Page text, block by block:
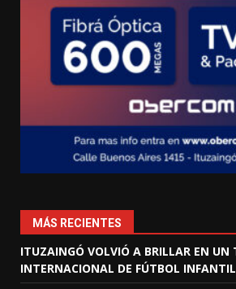
MÁS RECIENTES
ITUZAINGÓ VOLVIÓ A BRILLAR EN UN
INTERNACIONAL DE FÚTBOL INFANTIL